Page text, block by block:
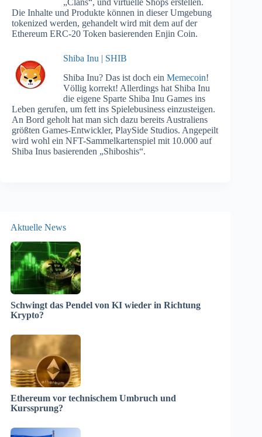
„Clans“, und virtuelle Shops erstellen.
Die Inhalte und Produkte können in dieser Umgebung
tokenized werden, gehandelt wird mit dem auf der
Ethereum ERC-20 Token basierenden Enjin Coin.
Shiba Inu | SHIB
Shiba Inu? Das ist doch ein Memecoin!
Völlig korrekt! Allerdings hat Shiba Inu
die eigene Sparte Shiba Inu Games ins
Leben gerufen, um fett ins Spielebusiness einzusteigen.
An Bord geholt hat man sich dazu bereits Australiens
größten Games-Entwickler, PlaySide Studios. Angepeilt
wird wohl ein NFT-Sammelkartenspiel mit 10.000 auf
Shiba Inus basierenden „Shiboshis“.
Aktuelle News
Schwingt das Pendel von KI wieder in Richtung
Krypto?
Ethereum vor technischem Umbruch und
Kurssprung?